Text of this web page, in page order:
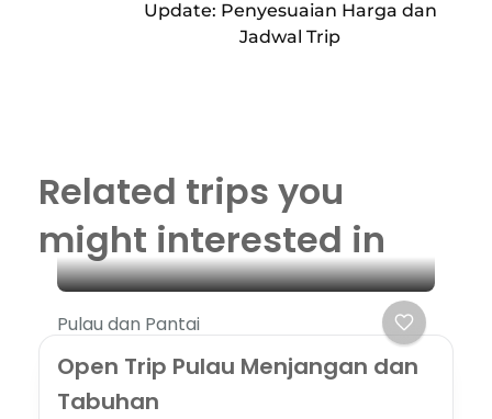
Update: Penyesuaian Harga dan
Jadwal Trip
Related trips you
might interested in
Pulau dan Pantai
Open Trip Pulau Menjangan dan
Tabuhan